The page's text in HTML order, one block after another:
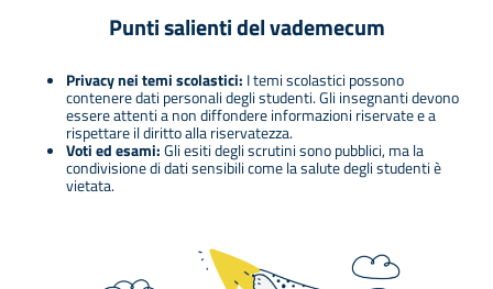
Punti salienti del vademecum
Privacy nei temi scolastici: I temi scolastici possono
contenere dati personali degli studenti. Gli insegnanti devono
essere attenti a non diffondere informazioni riservate e a
rispettare il diritto alla riservatezza.
Voti ed esami:Gli esiti degli scrutini sono pubblici, ma la
condivisione di dati sensibili come la salute degli studenti è
vietata.